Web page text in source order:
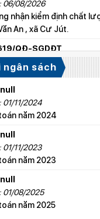
06/08/2026
nhận kiểm định chất
An , xã Cư Jút.
QĐ-SGDĐT
06/08/2026
nhận kiểm định chất
, xã Cư Jút.
QĐ-SGDĐT
06/08/2026
nhận kiểm định chất
Bỉnh Khiêm, xã Đức linh.
QĐ-SGDĐT
08/2026
lập TTNN-TH Anh
QĐ-SGDĐT
ngân sách
01/11/2024
năm 2024
01/11/2023
năm 2023
01/08/2025
năm 2025